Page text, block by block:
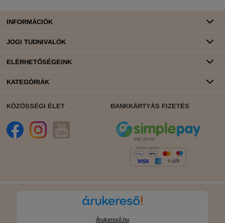
INFORMÁCIÓK
JOGI TUDNIVALÓK
ELÉRHETŐSÉGEINK
KATEGÓRIÁK
KÖZÖSSÉGI ÉLET BANKKÁRTYÁS FIZETÉS
Árukereső.hu